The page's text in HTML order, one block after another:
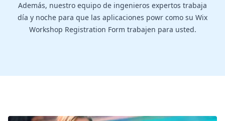
Además, nuestro equipo de ingenieros expertos trabaja
día y noche para que las aplicaciones powr como su Wix
Workshop Registration Form trabajen para usted.